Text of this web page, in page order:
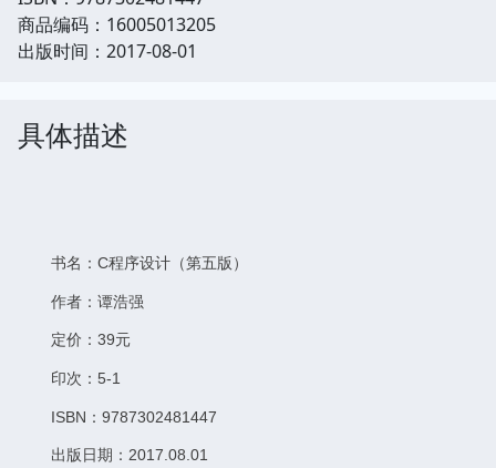
商品编码：16005013205
出版时间：2017-08-01
具体描述
书名：C程序设计（第五版）
作者：谭浩强
定价：39元
印次：5-1
ISBN：9787302481447
出版日期：2017.08.01